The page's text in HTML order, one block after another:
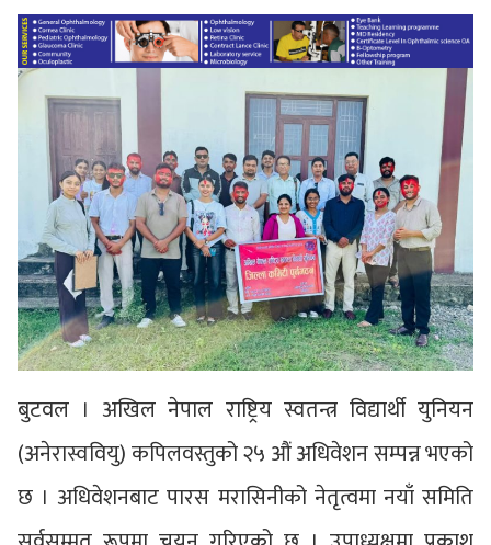
बुटवल । अखिल नेपाल राष्ट्रिय स्वतन्त्र विद्यार्थी युनियन
(अनेरास्ववियु) कपिलवस्तुको २५ औं अधिवेशन सम्पन्न भएको
छ । अधिवेशनबाट पारस मरासिनीको नेतृत्वमा नयाँ समिति